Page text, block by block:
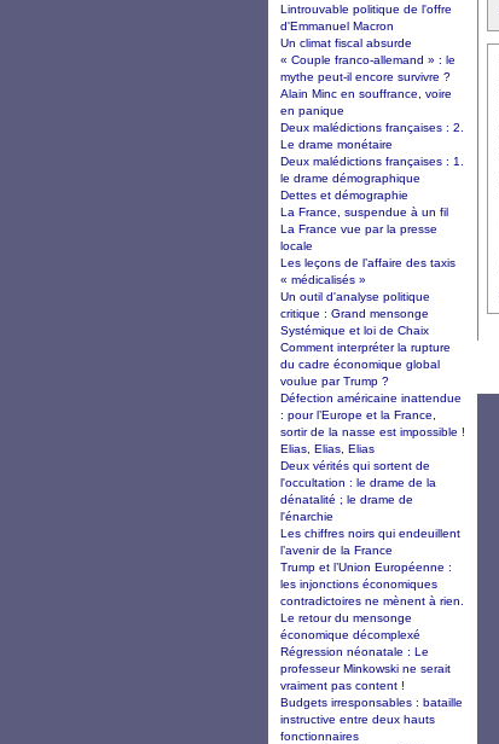
Lintrouvable politique de l'offre
d'Emmanuel Macron
Un climat fiscal absurde
« Couple franco-allemand » : le
mythe peut-il encore survivre ?
Alain Minc en souffrance, voire
en panique
Deux malédictions françaises : 2.
Le drame monétaire
Deux malédictions françaises : 1.
le drame démographique
Dettes et démographie
La France, suspendue à un fil
La France vue par la presse
locale
Les leçons de l’affaire des taxis
« médicalisés »
Un outil d'analyse politique
critique : Grand mensonge
Systémique et loi de Chaix
Comment interpréter la rupture
du cadre économique global
voulue par Trump ?
Défection américaine inattendue
: pour l’Europe et la France,
sortir de la nasse est impossible !
Elias, Elias, Elias
Deux vérités qui sortent de
l'occultation : le drame de la
dénatalité ; le drame de
l'énarchie
Les chiffres noirs qui endeuillent
l’avenir de la France
Trump et l’Union Européenne :
les injonctions économiques
contradictoires ne mènent à rien.
Le retour du mensonge
économique décomplexé
Régression néonatale : Le
professeur Minkowski ne serait
vraiment pas content !
Budgets irresponsables : bataille
instructive entre deux hauts
fonctionnaires